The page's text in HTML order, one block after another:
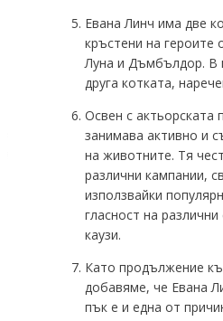
Евана Линч има две
кръстени на героите
Луна и Дъмбълдор. В
друга котката,
Освен с актьорската
занимава активно и
на животните. Тя
различни кампании,
използвайки
гласност на
каузи.
Като продължение
добавяме, че Евана
пък е и една от